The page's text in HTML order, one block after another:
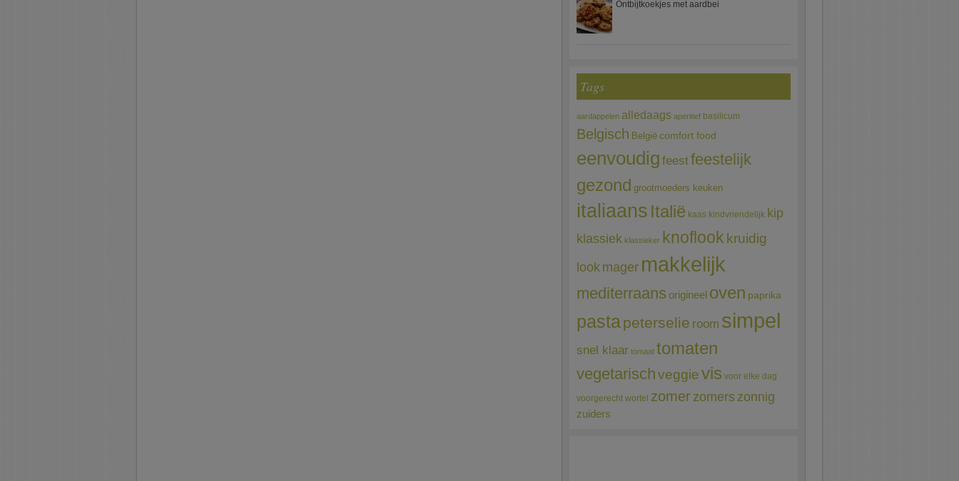
Ontbijtkoekjes met aardbei
Tags
aardappelen alledaags aperitief basilicum
Belgisch België comfort food
eenvoudig feestfeestelijk
gezond grootmoeders keuken
italiaans Italië kaas kindvriendelijk kip
klassiek klassieker knoflook kruidig
look mager makkelijk
mediterraans origineel oven paprika
pastapeterselie room simpel
snel klaar tomaat tomaten
vegetarischveggievis voor elke dag
voorgerecht wortel zomerzomerszonnig
zuiders